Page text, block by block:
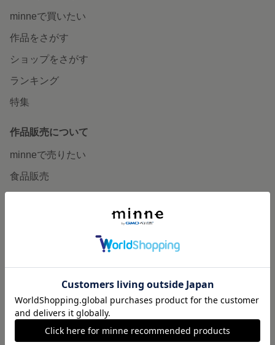
minneで買いたい
作品をさがす
ショップをさがす
ランキング
特集
作品販売について
minneで売りたい
食品販売
販売支援企画・イベント
読みもの
minneとものづくりと